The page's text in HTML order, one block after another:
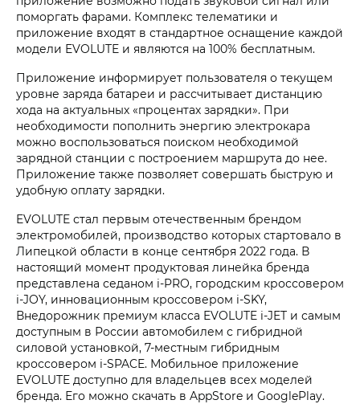
поморгать фарами. Комплекс телематики и
приложение входят в стандартное оснащение каждой
модели EVOLUTE и являются на 100% бесплатным.
Приложение информирует пользователя о текущем
уровне заряда батареи и рассчитывает дистанцию
хода на актуальных «процентах зарядки». При
необходимости пополнить энергию электрокара
можно воспользоваться поиском необходимой
зарядной станции с построением маршрута до нее.
Приложение также позволяет совершать быструю и
удобную оплату зарядки.
EVOLUTE стал первым отечественным брендом
электромобилей, производство которых стартовало в
Липецкой области в конце сентября 2022 года. В
настоящий момент продуктовая линейка бренда
представлена седаном i‑PRO, городским кроссовером
i‑JOY, инновационным кроссовером i‑SKY,
Внедорожник премиум класса EVOLUTE i‑JET и самым
доступным в России автомобилем с гибридной
силовой установкой, 7-местным гибридным
кроссовером i‑SPACE. Мобильное приложение
EVOLUTE доступно для владельцев всех моделей
бренда. Его можно скачать в AppStore и GooglePlay.